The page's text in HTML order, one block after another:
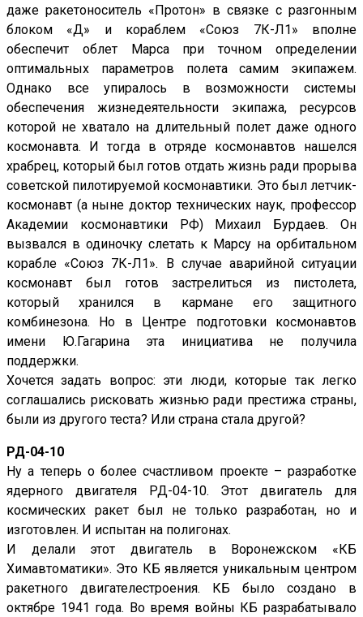
даже ракетоноситель «Протон» в связке с разгонным
блоком «Д» и кораблем «Союз 7К-Л1» вполне
обеспечит облет Марса при точном определении
оптимальных параметров полета самим экипажем.
Однако все упиралось в возможности системы
обеспечения жизнедеятельности экипажа, ресурсов
которой не хватало на длительный полет даже одного
космонавта. И тогда в отряде космонавтов нашелся
храбрец, который был готов отдать жизнь ради прорыва
советской пилотируемой космонавтики. Это был летчик-
космонавт (а ныне доктор технических наук, профессор
Академии космонавтики РФ) Михаил Бурдаев. Он
вызвался в одиночку слетать к Марсу на орбитальном
корабле «Союз 7К-Л1». В случае аварийной ситуации
космонавт был готов застрелиться из пистолета,
который хранился в кармане его защитного
комбинезона. Но в Центре подготовки космонавтов
имени Ю.Гагарина эта инициатива не получила
поддержки.
Хочется задать вопрос: эти люди, которые так легко
соглашались рисковать жизнью ради престижа страны,
были из другого теста? Или страна стала другой?
РД-04-10
Ну а теперь о более счастливом проекте – разработке
ядерного двигателя РД-04-10. Этот двигатель для
космических ракет был не только разработан, но и
изготовлен. И испытан на полигонах.
И делали этот двигатель в Воронежском «КБ
Химавтоматики». Это КБ является уникальным центром
ракетного двигателестроения. КБ было создано в
октябре 1941 года. Во время войны КБ разрабатывало